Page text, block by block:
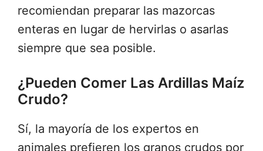
recomiendan preparar las mazorcas
enteras en lugar de hervirlas o asarlas
siempre que sea posible.
¿Pueden Comer Las Ardillas Maíz
Crudo?
Sí, la mayoría de los expertos en
animales prefieren los granos crudos por